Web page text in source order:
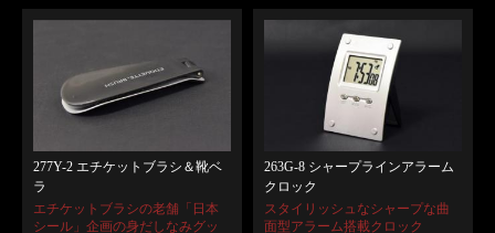
277Y-2 エチケットブラシ＆靴ベ
ラ
エチケットブラシの老舗「日本
シール」企画の身だしなみグッ
263G-8 シャープラインアラーム
クロック
スタイリッシュなシャープな曲
面型アラーム搭載クロック